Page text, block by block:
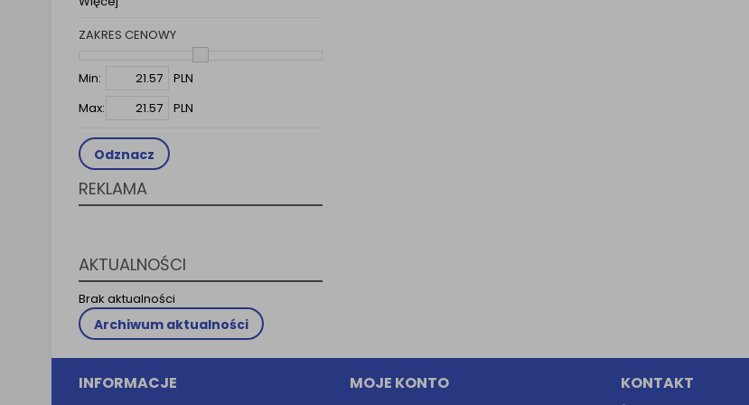
ZAKRES CENOWY
Min:
PLN
Max:
PLN
Odznacz
REKLAMA
AKTUALNOŚCI
Brak aktualności
Archiwum aktualności
INFORMACJE MOJE KONTO KONTAKT